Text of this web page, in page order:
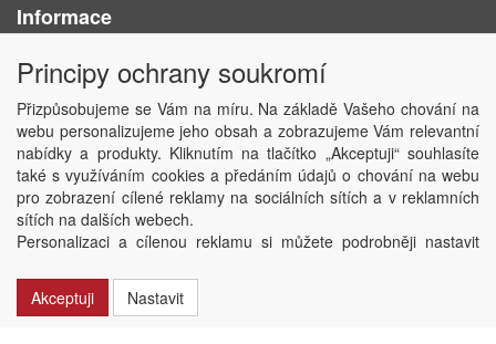
Informace
Obchodní podmínky
Ochrana osobních údajů
Kontakt
Losování účtenek
Aktuality
Nastavení soukromí
Copyright © ABRA Software a.s. 2020
Principy ochrany soukromí
Přizpůsobujeme se Vám na míru. Na základě Vašeho chování na
webu personalizujeme jeho obsah a zobrazujeme Vám relevantní
nabídky a produkty. Kliknutím na tlačítko „Akceptuji“ souhlasíte
také s využíváním cookies a předáním údajů o chování na webu
pro zobrazení cílené reklamy na sociálních sítích a v reklamních
sítích na dalších webech.
Personalizaci a cílenou reklamu si můžete podrobněji nastavit
Akceptuji
Nastavit